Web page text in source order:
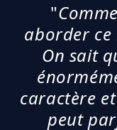
"
aborder
On sait
caractère
peut